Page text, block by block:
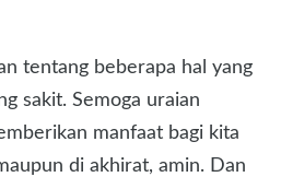
tentang beberapa hal yang
sakit. Semoga uraian
manfaat bagi kita
di akhirat, amin. Dan